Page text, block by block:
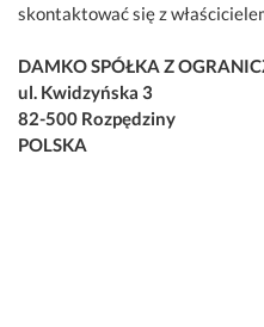
skontaktować się z
DAMKO SPÓŁKA Z
ul. Kwidzyńska 3
82-500 Rozpędziny
POLSKA